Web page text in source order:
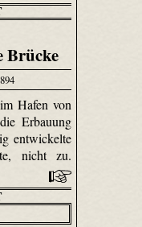
Brücke
Hafen von
Erbauung
entwickelte
nicht zu.